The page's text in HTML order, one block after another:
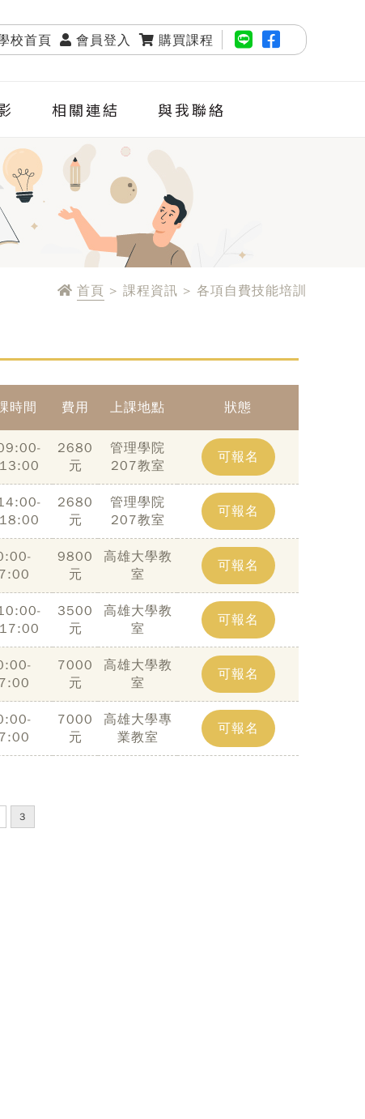
校首頁 會員登入 購買課程
相關連結 與我聯絡
首頁 > 課程資訊 > 各項自費技能培訓
時間 費用 上課地點 狀態
2680
元
管理學院
207教室
可報名
2680
元
管理學院
207教室
可報名
9800
元
高雄大學教
室
可報名
3500
元
高雄大學教
室
可報名
7000
元
高雄大學教
室
可報名
7000
元
高雄大學專
業教室
可報名
3